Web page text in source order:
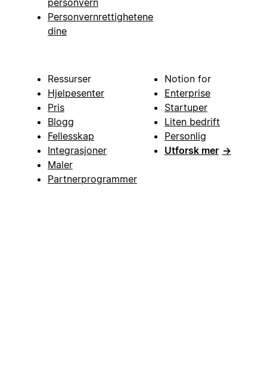
Personvernrettighetene
dine
Ressurser
Hjelpesenter
Pris
Blogg
Fellesskap
Integrasjoner
Maler
Partnerprogrammer
Notion for
Enterprise
Startuper
Liten bedrift
Personlig
Utforsk mer →